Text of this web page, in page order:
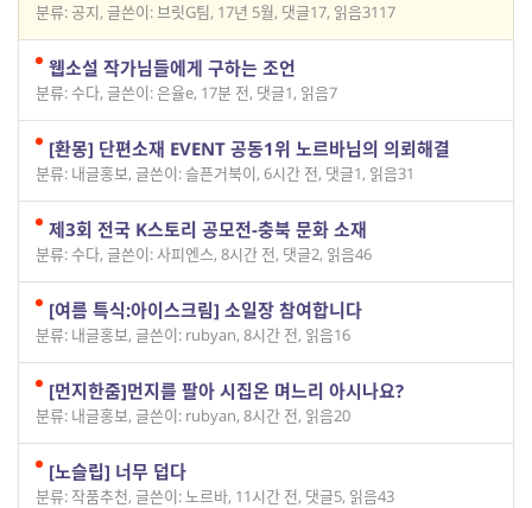
분류: 공지, 글쓴이: 브릿G팀, 17년 5월, 댓글17, 읽음3117
웹소설 작가님들에게 구하는 조언
분류: 수다, 글쓴이: 은율e, 17분 전, 댓글1, 읽음7
[환몽] 단편소재 EVENT 공동1위 노르바님의 의뢰해결
분류: 내글홍보, 글쓴이: 슬픈거북이, 6시간 전, 댓글1, 읽음31
제3회 전국 K스토리 공모전-충북 문화 소재
분류: 수다, 글쓴이: 사피엔스, 8시간 전, 댓글2, 읽음46
[여름 특식:아이스크림] 소일장 참여합니다
분류: 내글홍보, 글쓴이: rubyan, 8시간 전, 읽음16
[먼지한줌]먼지를 팔아 시집온 며느리 아시나요?
분류: 내글홍보, 글쓴이: rubyan, 8시간 전, 읽음20
[노슬립] 너무 덥다
분류: 작품추천, 글쓴이: 노르바, 11시간 전, 댓글5, 읽음43